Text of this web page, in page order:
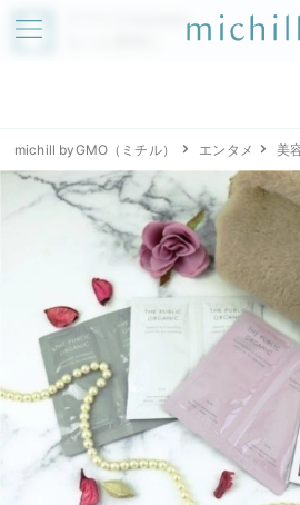
アプリでmichillが
michill byGMO（ミチル） エンタメ 美